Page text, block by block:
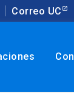
Correo UC